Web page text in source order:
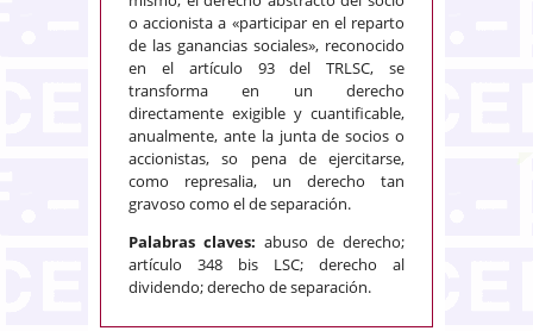
o accionista a «participar en el reparto
de las ganancias sociales», reconocido
en el artículo 93 del TRLSC, se
transforma en un derecho
directamente exigible y cuantificable,
anualmente, ante la junta de socios o
accionistas, so pena de ejercitarse,
como represalia, un derecho tan
gravoso como el de separación.
Palabras claves: abuso de derecho;
artículo 348 bis LSC; derecho al
dividendo; derecho de separación.